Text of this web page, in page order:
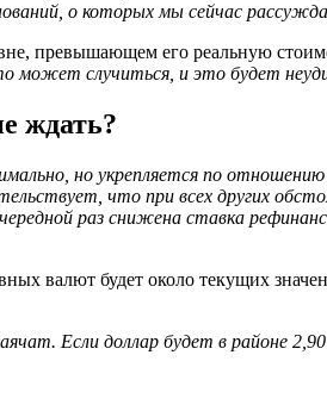
о которых мы сейчас
превышающем его реальную
может случиться, и это будет
ждать?
но укрепляется по
что при всех других
раз снижена ставка
валют будет около текущих
Если доллар будет в районе